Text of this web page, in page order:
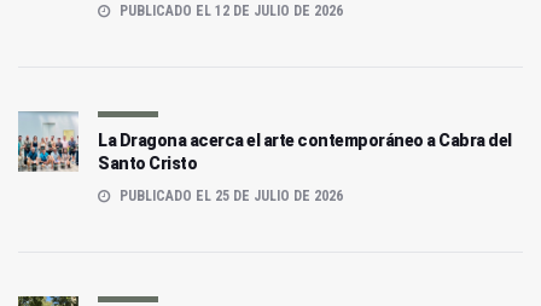
PUBLICADO EL 12 DE JULIO DE 2026
La Dragona acerca el arte contemporáneo a Cabra del
Santo Cristo
PUBLICADO EL 25 DE JULIO DE 2026